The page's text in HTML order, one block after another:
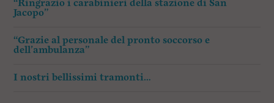
“Ringrazio i carabinieri della stazione di San
Jacopo”
“Grazie al personale del pronto soccorso e
dell’ambulanza”
I nostri bellissimi tramonti…